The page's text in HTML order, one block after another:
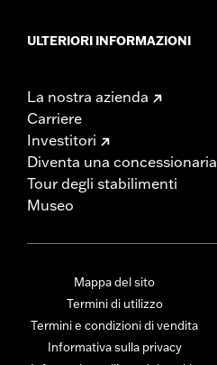
ULTERIORI INFORMAZIONI
La nostra azienda
Carriere
Investitori
Diventa una concessionaria
Tour degli stabilimenti
Museo
Mappa del sito
Termini di utilizzo
Termini e condizioni di vendita
Informativa sulla privacy